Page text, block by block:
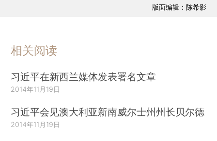
版面编辑：陈希影
相关阅读
习近平在新西兰媒体发表署名文章
2014年11月19日
习近平会见澳大利亚新南威尔士州州长贝尔德
2014年11月19日